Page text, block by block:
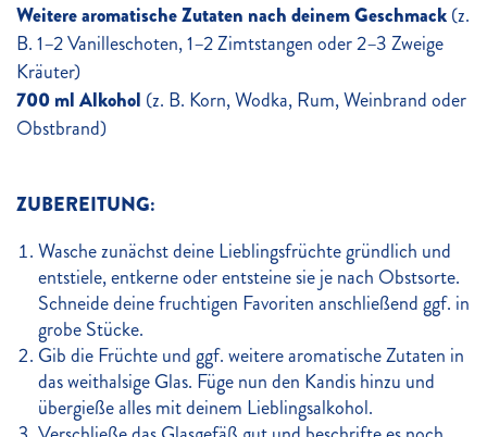
Weitere aromatische Zutaten nach deinem Geschmack(z.
B. 1–2 Vanilleschoten, 1–2 Zimtstangen oder 2–3 Zweige
Kräuter)
700 ml Alkohol (z. B. Korn, Wodka, Rum, Weinbrand oder
Obstbrand)
ZUBEREITUNG:
Wasche zunächst deine Lieblingsfrüchte gründlich und
entstiele, entkerne oder entsteine sie je nach Obstsorte.
Schneide deine fruchtigen Favoriten anschließend ggf. in
grobe Stücke.
Gib die Früchte und ggf. weitere aromatische Zutaten in
das weithalsige Glas. Füge nun den Kandis hinzu und
übergieße alles mit deinem Lieblingsalkohol.